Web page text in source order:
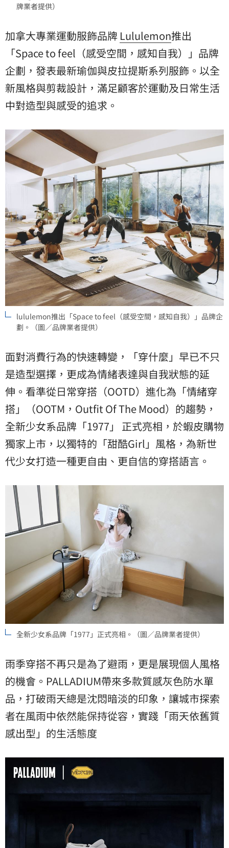
牌業者提供）
加拿大專業運動服飾品牌 Lululemon推出
「Space to feel（感受空間，感知自我）」品牌
企劃，發表最新瑜伽與皮拉提斯系列服飾。以全
新風格與剪裁設計，滿足顧客於運動及日常生活
中對造型與感受的追求。
lululemon推出「Space to feel（感受空間，感知自我）」品牌企
劃。（圖／品牌業者提供）
面對消費行為的快速轉變，「穿什麼」早已不只
是造型選擇，更成為情緒表達與自我狀態的延
伸。看準從日常穿搭（OOTD）進化為「情緒穿
搭」（OOTM，Outfit Of The Mood）的趨勢，
全新少女系品牌「1977」 正式亮相，於蝦皮購物
獨家上市，以獨特的「甜酷Girl」風格，為新世
代少女打造一種更自由、更自信的穿搭語言。
全新少女系品牌「1977」正式亮相。（圖／品牌業者提供）
雨季穿搭不再只是為了避雨，更是展現個人風格
的機會。PALLADIUM帶來多款質感灰色防水單
品，打破雨天總是沈悶暗淡的印象，讓城市探索
者在風雨中依然能保持從容，實踐「雨天依舊質
感出型」的生活態度